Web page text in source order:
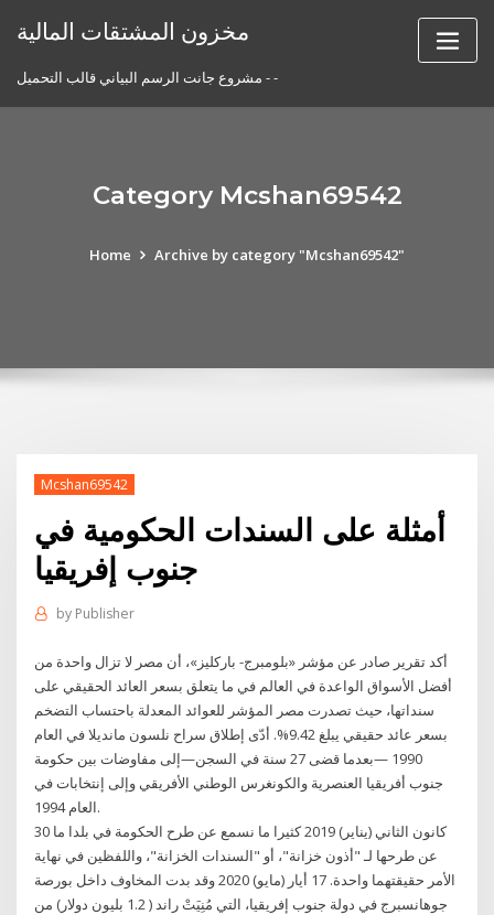
مخزون المشتقات المالية
مشروع جانت الرسم البياني قالب التحميل - -
Category Mcshan69542
Home Archive by category "Mcshan69542"
Mcshan69542
أمثلة على السندات الحكومية في
جنوب إفريقيا
by Publisher
أكد تقرير صادر عن مؤشر «بلومبرج- باركليز»، أن مصر لا تزال واحدة من
أفضل الأسواق الواعدة في العالم في ما يتعلق بسعر العائد الحقيقي على
سنداتها، حيث تصدرت مصر المؤشر للعوائد المعدلة باحتساب التضخم
بسعر عائد حقيقي يبلغ 9.42%. أدّى إطلاق سراح نلسون مانديلا في العام
1990 —بعدما قضى 27 سنة في السجن—إلى مفاوضات بين حكومة
جنوب أفريقيا العنصرية والكونغرس الوطني الأفريقي وإلى إنتخابات في
العام 1994.
30 كانون الثاني (يناير) 2019 كثيرا ما نسمع عن طرح الحكومة في بلدا ما
عن طرحها لـ "أذون خزانة"، أو "السندات الخزانة"، واللفظين في نهاية
الأمر حقيقتهما واحدة. 17 أيار (مايو) 2020 وقد بدت المخاوف داخل بورصة
جوهانسبرج في دولة جنوب إفريقيا، التي مُنِيَتْ راند ( 1.2 بليون دولار) من